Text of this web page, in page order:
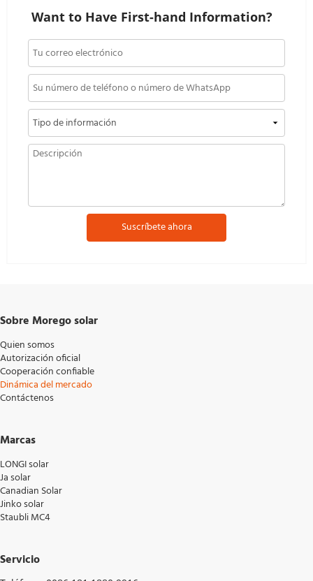
Want to Have First-hand Information?
Suscríbete ahora
Sobre Morego solar
Quien somos
Autorización oficial
Cooperación confiable
Dinámica del mercado
Contáctenos
Marcas
LONGI solar
Ja solar
Canadian Solar
Jinko solar
Staubli MC4
Servicio